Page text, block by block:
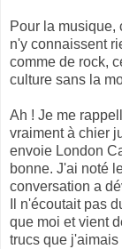
Pour la musique,
n'y connaissent
comme de rock,
culture sans la
Ah ! Je me
vraiment à chier
envoie London
bonne. J'ai noté
conversation a
Il n'écoutait pas
que moi et vient
trucs que